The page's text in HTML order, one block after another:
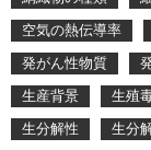
空気の熱伝導率
発がん性物質
生産背景
生殖
生分解性
生分